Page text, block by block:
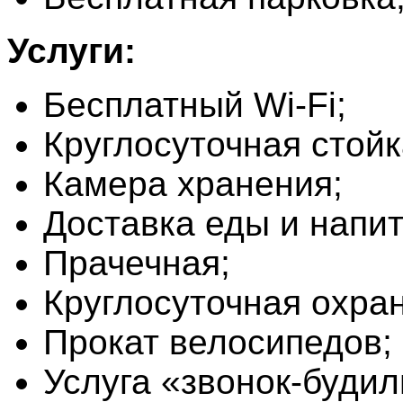
Услуги:
Бесплатный Wi-Fi;
Круглосуточная
Камера хранения;
Доставка еды и
Прачечная;
Круглосуточная
Прокат велосипедов;
Услуга «звонок-